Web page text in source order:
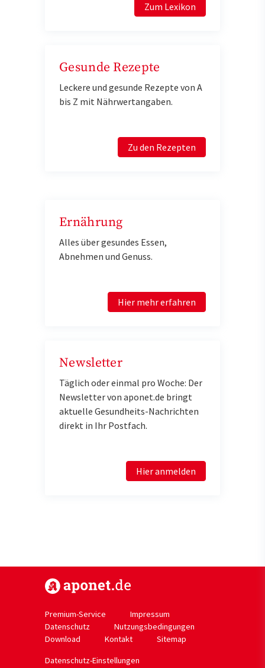
Zum Lexikon
Gesunde Rezepte
Leckere und gesunde Rezepte von A
bis Z mit Nährwertangaben.
Zu den Rezepten
Ernährung
Alles über gesundes Essen,
Abnehmen und Genuss.
Hier mehr erfahren
Newsletter
Täglich oder einmal pro Woche: Der
Newsletter von aponet.de bringt
aktuelle Gesundheits-Nachrichten
direkt in Ihr Postfach.
Hier anmelden
Premium-Service
Impressum
Datenschutz
Nutzungsbedingungen
Download
Kontakt
Sitemap
Datenschutz-Einstellungen